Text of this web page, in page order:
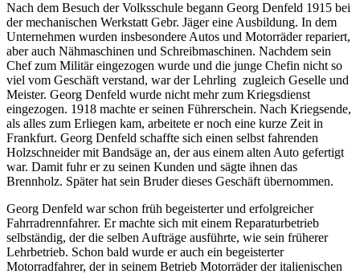
Nach dem Besuch der Volksschule begann Georg Denfeld 1915 bei
der mechanischen Werkstatt Gebr. Jäger eine Ausbildung. In dem
Unternehmen wurden insbesondere Autos und Motorräder repariert,
aber auch Nähmaschinen und Schreibmaschinen. Nachdem sein
Chef zum Militär eingezogen wurde und die junge Chefin nicht so
viel vom Geschäft verstand, war der Lehrling zugleich Geselle und
Meister. Georg Denfeld wurde nicht mehr zum Kriegsdienst
eingezogen. 1918 machte er seinen Führerschein. Nach Kriegsende,
als alles zum Erliegen kam, arbeitete er noch eine kurze Zeit in
Frankfurt. Georg Denfeld schaffte sich einen selbst fahrenden
Holzschneider mit Bandsäge an, der aus einem alten Auto gefertigt
war. Damit fuhr er zu seinen Kunden und sägte ihnen das
Brennholz. Später hat sein Bruder dieses Geschäft übernommen.
Georg Denfeld war schon früh begeisterter und erfolgreicher
Fahrradrennfahrer. Er machte sich mit einem Reparaturbetrieb
selbständig, der die selben Aufträge ausführte, wie sein früherer
Lehrbetrieb. Schon bald wurde er auch ein begeisterter
Motorradfahrer, der in seinem Betrieb Motorräder der italienischen